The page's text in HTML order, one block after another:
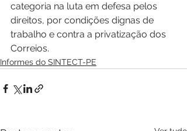
categoria na luta em defesa pelos
direitos, por condições dignas de
trabalho e contra a privatização dos
Correios.
Informes do SINTECT-PE